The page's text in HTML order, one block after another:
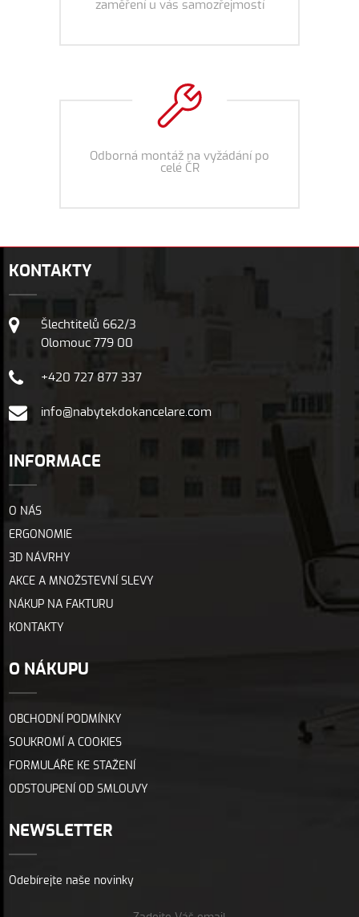
zaměření u vás samozřejmostí
Odborná montáž na vyžádání po
celé ČR
KONTAKTY
Šlechtitelů 662/3
Olomouc 779 00
+420 727 877 337
info@nabytekdokancelare.com
INFORMACE
O NÁS
ERGONOMIE
3D NÁVRHY
AKCE A MNOŽSTEVNÍ SLEVY
NÁKUP NA FAKTURU
KONTAKTY
O NÁKUPU
OBCHODNÍ PODMÍNKY
SOUKROMÍ A COOKIES
FORMULÁŘE KE STAŽENÍ
ODSTOUPENÍ OD SMLOUVY
NEWSLETTER
Odebírejte naše novinky